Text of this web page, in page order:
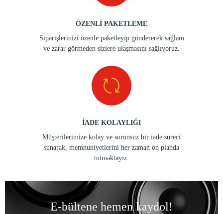
ÖZENLİ PAKETLEME
Siparişlerinizi özenle paketleyip göndererek sağlam
ve zarar görmeden sizlere ulaşmasını sağlıyoruz.
İADE KOLAYLIĞI
Müşterilerimize kolay ve sorunsuz bir iade süreci
sunarak, memnuniyetlerini her zaman ön planda
tutmaktayız.
E-bültene hemen kaydol!